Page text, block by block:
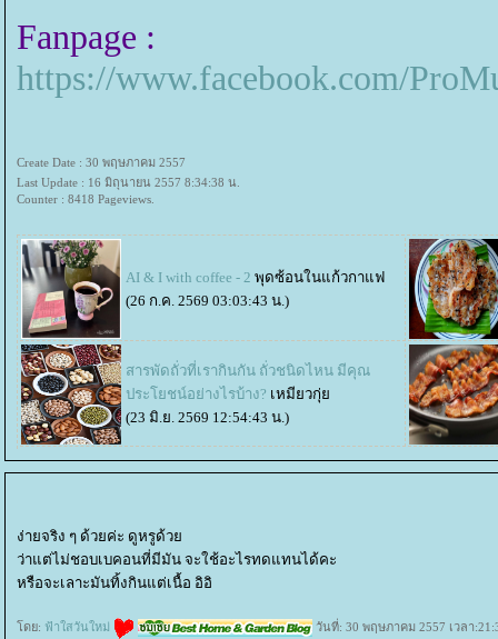
Fanpage :
https://www.facebook.com/
Create Date : 30 พฤษภาคม 2557
Last Update : 16 มิถุนายน 2557 8:34:38 น.
Counter : 8418 Pageviews.
AI & I with coffee - 2 พุดซ้อนในแก้วกาแฟ
(26 ก.ค. 2569 03:03:43 น.)
สารพัดถั่วที่เรากินกัน ถั่วชนิดไหน มีคุณ
ประโยชน์อย่างไรบ้าง? เหมียวกุ่
(23 มิ.ย. 2569 12:54:43 น.)
ง่ายจริง ๆ ด้วยค่ะ ดูหรูด้ว
ว่าแต่ไม่ชอบเบคอนที่มีมัน จะใช้อะไรทดแทนได้คะ
หรือจะเลาะมันทิ้งกินแต่เนื้อ อิอิ
ดย: ฟ้าใสวันใหม่ วันที่: 30 พฤษภาคม 2557 เวลา